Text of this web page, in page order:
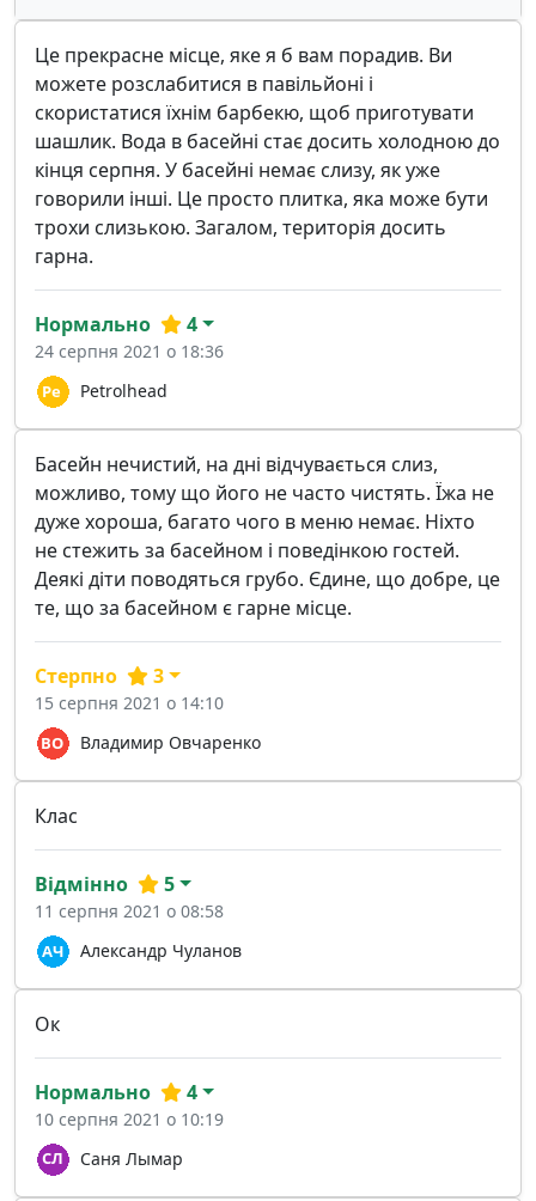
Це прекрасне місце, яке я б вам порадив. Ви
можете розслабитися в павільйоні і
скористатися їхнім барбекю, щоб приготувати
шашлик. Вода в басейні стає досить холодною до
кінця серпня. У басейні немає слизу, як уже
говорили інші. Це просто плитка, яка може бути
трохи слизькою. Загалом, територія досить
гарна.
Petrolhead
Нормально 4
24 серпня 2021 о 18:36
Басейн нечистий, на дні відчувається слиз,
можливо, тому що його не часто чистять. Їжа не
дуже хороша, багато чого в меню немає. Ніхто
не стежить за басейном і поведінкою гостей.
Деякі діти поводяться грубо. Єдине, що добре, це
те, що за басейном є гарне місце.
Владимир Овчаренко
Стерпно 3
15 серпня 2021 о 14:10
Клас
Александр Чуланов
Відмінно 5
11 серпня 2021 о 08:58
Ок
Саня Лымар
Нормально 4
10 серпня 2021 о 10:19